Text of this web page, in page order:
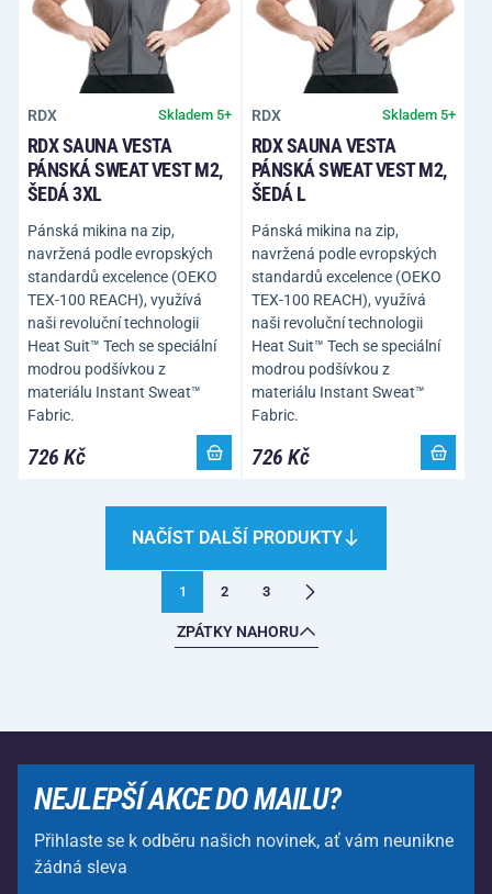
RDX Skladem 5+
RDX SAUNA VESTA
PÁNSKÁ SWEAT VEST M2,
ŠEDÁ 3XL
Pánská mikina na zip,
navržená podle evropských
standardů excelence (OEKO
TEX-100 REACH), využívá
naši revoluční technologii
Heat Suit™ Tech se speciální
modrou podšívkou z
materiálu Instant Sweat™
Fabric.
726 Kč
RDX Skladem 5+
RDX SAUNA VESTA
PÁNSKÁ SWEAT VEST M2,
ŠEDÁ L
Pánská mikina na zip,
navržená podle evropských
standardů excelence (OEKO
TEX-100 REACH), využívá
naši revoluční technologii
Heat Suit™ Tech se speciální
modrou podšívkou z
materiálu Instant Sweat™
Fabric.
726 Kč
ZPÁTKY NAHORU
NAČÍST DALŠÍ PRODUKTY
1 2 3
NEJLEPŠÍ AKCE DO MAILU?
Přihlaste se k odběru našich novinek, ať vám neunikne
žádná sleva